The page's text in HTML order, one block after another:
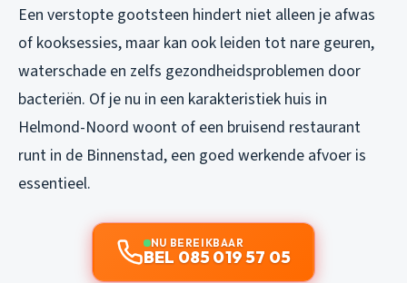
Een verstopte gootsteen hindert niet alleen je afwas
of kooksessies, maar kan ook leiden tot nare geuren,
waterschade en zelfs gezondheidsproblemen door
bacteriën. Of je nu in een karakteristiek huis in
Helmond-Noord woont of een bruisend restaurant
runt in de Binnenstad, een goed werkende afvoer is
essentieel.
NU BEREIKBAAR
BEL 085 019 57 05